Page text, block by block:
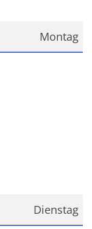
Montag
Dienstag